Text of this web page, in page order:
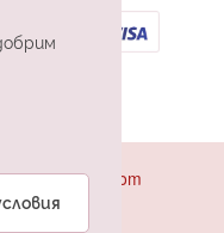
© Amek-toys.com